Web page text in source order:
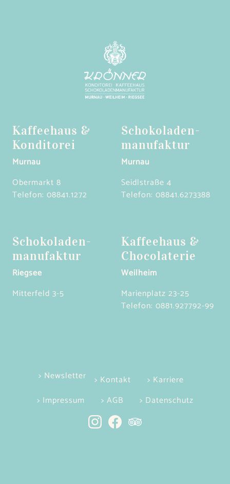
Kaffeehaus &
Konditorei
Murnau
Obermarkt 8
Telefon: 08841.1272
Schokoladen­
manufaktur
Murnau
Seidlstraße 4
Telefon: 08841.6273388
Schokoladen­
manufaktur
Riegsee
Mitterfeld 3-5
Kaffeehaus &
Chocolaterie
Weilheim
Marienplatz 23-25
Telefon: 0881.927792-99
> Newsletter > Kontakt
> Karriere
> Impressum
> AGB > Datenschutz